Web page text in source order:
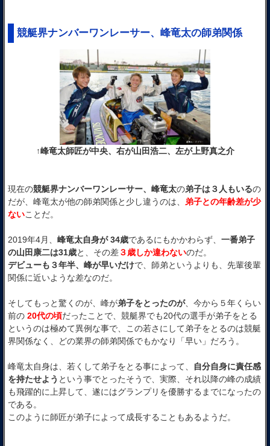
競艇界ナンバーワンレーサー、峰竜太の師弟関係
↑峰竜太師匠が中央、右が山田浩二、左が上野真之介
現在の競艇界ナンバーワンレーサー、峰竜太の弟子は３人もいるの
だが、峰竜太が他の師弟関係と少し違うのは、
弟子との年齢差が少
ないことだ。
2019年4月、 峰竜太自身が 34歳であるにもかかわらず、 一番弟子
の山田康二は31歳と、その差３歳しか違わないのだ。
デビューも３年半、峰が早いだけで、師弟というよりも、先輩後輩
関係に近いような差なのだ。
そしてもっと驚くのが、峰が弟子をとったのが、今から５年くらい
前の 20代の頃だったことで、競艇界でも20代の選手が弟子をとる
というのは極めて異例な事で、この若さにして弟子をとるのは競艇
界関係なく、どの業界の師弟関係でもかなり「早い」だろう。
峰竜太自身は、若くして弟子をとる事によって、
自分自身に責任感
を持たせよう という事でとったそうで、実際、それ以降の峰の成績
も飛躍的に上昇して、遂にはグランプリを優勝するまでになったの
である。
このように師匠が弟子によって成長することもあるようだ。